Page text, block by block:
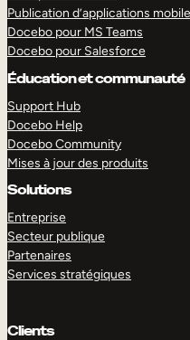
Publication d’applications
Docebo pour MS Teams
Docebo pour Salesforce
Éducation et communauté
Support Hub
Docebo Help
Docebo Community
Mises à jour des produits
Solutions
Entreprise
Secteur publique
Partenaires
Services stratégiques
Clients